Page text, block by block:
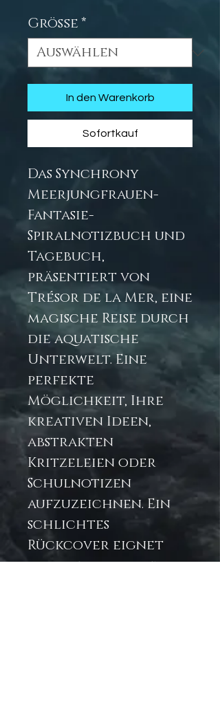
Größe*
In den Warenkorb
Sofortkauf
Das Synchrony
Meerjungfrauen-
Fantasie-
Spiralnotizbuch und
Tagebuch,
präsentiert von
Trésor de la Mer, eine
magische Reise durch
die aquatische
Unterwelt. Eine
perfekte
Möglichkeit, Ihre
kreativen Ideen,
abstrakten
Kritzeleien oder
Schulnotizen
aufzuzeichnen. Ein
schlichtes
Rückcover eignet
sich hervorragend